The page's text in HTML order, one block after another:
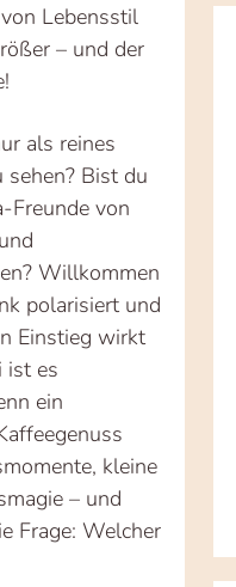
Lebensstil
– und der
als reines
sehen? Bist du
Freunde von
Willkommen
polarisiert und
Einstieg wirkt
ist es
ein
kleine
– und
Frage: Welcher